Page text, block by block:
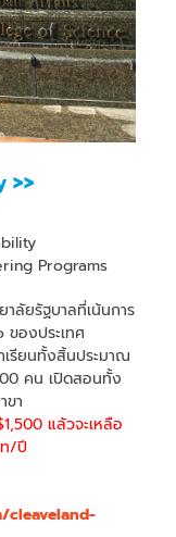
>>
Programs
าลัยรัฐบาลที่เน้นการ
องประเทศ
รียนทั้งสิ้นประมาณ
คน เปิดสอนทั้ง
ขา
แล้วจะเหลือ
ท/ปี
cleaveland-